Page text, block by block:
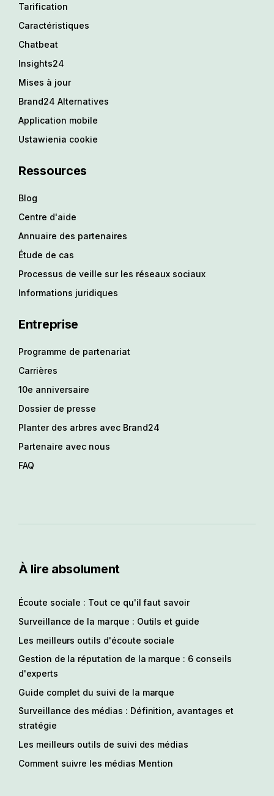
Tarification
Caractéristiques
Chatbeat
Insights24
Mises à jour
Brand24 Alternatives
Application mobile
Ustawienia cookie
Ressources
Blog
Centre d'aide
Annuaire des partenaires
Étude de cas
Processus de veille sur les réseaux sociaux
Informations juridiques
Entreprise
Programme de partenariat
Carrières
10e anniversaire
Dossier de presse
Planter des arbres avec Brand24
Partenaire avec nous
FAQ
À lire absolument
Écoute sociale : Tout ce qu'il faut savoir
Surveillance de la marque : Outils et guide
Les meilleurs outils d'écoute sociale
Gestion de la réputation de la marque : 6 conseils
d'experts
Guide complet du suivi de la marque
Surveillance des médias : Définition, avantages et
stratégie
Les meilleurs outils de suivi des médias
Comment suivre les médias Mention